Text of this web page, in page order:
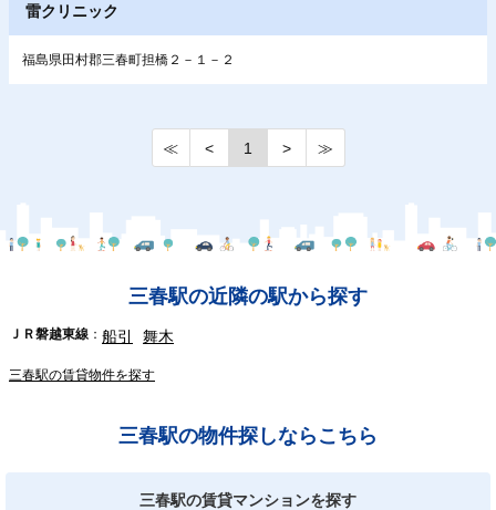
雷クリニック
福島県田村郡三春町担橋２－１－２
≪ < 1 > ≫
三春駅の近隣の駅から探す
ＪＲ磐越東線 船引 舞木
三春駅の賃貸物件を探す
三春駅の物件探しならこちら
三春駅の賃貸マンションを探す